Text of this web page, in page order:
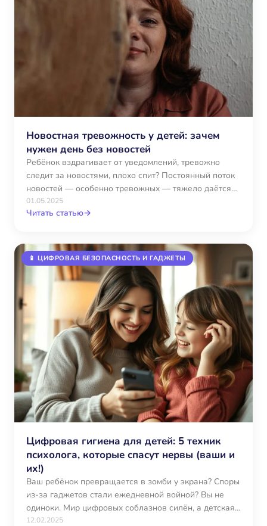
Новостная тревожность у детей: зачем
нужен день без новостей
Ребёнок вздрагивает от уведомлений, тревожно
следит за новостями, плохо спит? Постоянный поток
новостей — особенно тревожных — тяжело даётся
даже взрослым, а…
01.05.2025
Читать статью→
📱 ЦИФРОВАЯ БЕЗОПАСНОСТЬ И ГАДЖЕТЫ
Цифровая гигиена для детей: 5 техник
психолога, которые спасут нервы (ваши и
их!)
Ваш ребёнок превращается в зомби у экрана? Споры
из-за гаджетов стали ежедневной войной? Вы не
одиноки. Мир цифровых соблазнов силён, а детская…
12.02.2025